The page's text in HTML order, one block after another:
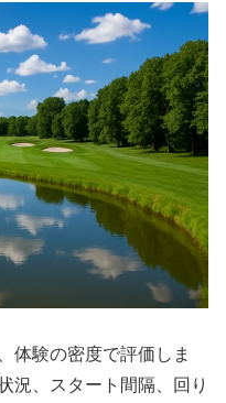
体験の密度で評価しま
況、スタート間隔、回り